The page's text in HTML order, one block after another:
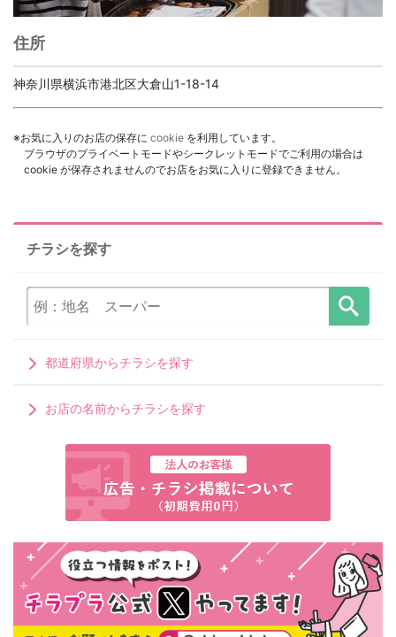
住所
神奈川県横浜市港北区大倉山1-18-14
※お気に入りのお店の保存に cookie を利用しています。
ブラウザのプライベートモードやシークレットモードでご利用の場合は
cookie が保存されませんのでお店をお気に入りに登録できません。
チラシを探す
都道府県からチラシを探す
お店の名前からチラシを探す